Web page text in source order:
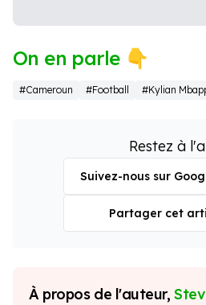
On en parle 👇
#Cameroun #Football #Kylian
Restez à
Suivez-nous sur
Partager cet
À propos de l'auteur,